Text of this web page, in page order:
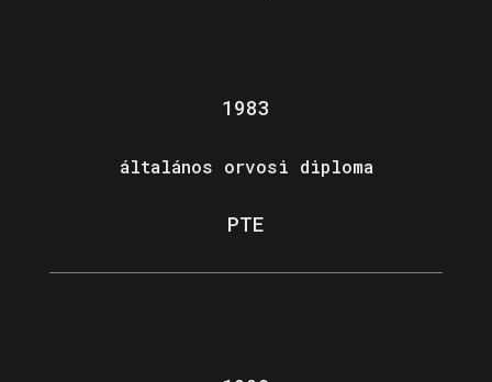
1983
általános orvosi diploma
PTE